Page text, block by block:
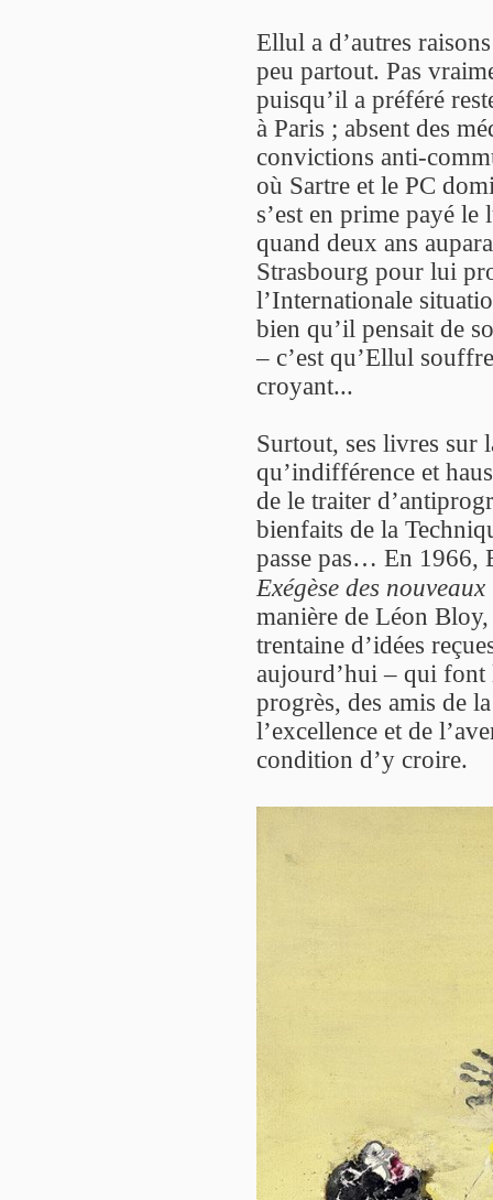
Ellul a d’autres
peu partout. Pas
puisqu’il a préféré
à Paris ; absent des
convictions anti-
où Sartre et le PC
s’est en prime payé
quand deux ans
Strasbourg pour lui
l’Internationale
bien qu’il pensait de
– c’est qu’Ellul
croyant...
Surtout, ses livres sur
qu’indifférence et
de le traiter
bienfaits de la
passe pas… En 1966,
Exégèse des
manière de Léon
trentaine d’idées
aujourd’hui – qui font
progrès, des amis de
l’excellence et de
condition d’y croire.